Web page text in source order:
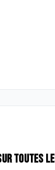
toutes